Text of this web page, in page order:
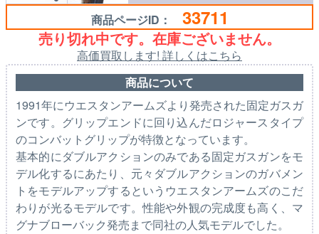
商品ページID： 33711
売り切れ中です。在庫ございません。
高価買取します! 詳しくはこちら
商品について
1991年にウエスタンアームズより発売された固定ガスガ
ンです。グリップエンドに回り込んだロジャースタイプ
のコンバットグリップが特徴となっています。
基本的にダブルアクションのみである固定ガスガンをモ
デル化するにあたり、元々ダブルアクションのガバメン
トをモデルアップするというウエスタンアームズのこだ
わりが光るモデルです。性能や外観の完成度も高く、マ
グナブローバック発売まで同社の人気モデルでした。